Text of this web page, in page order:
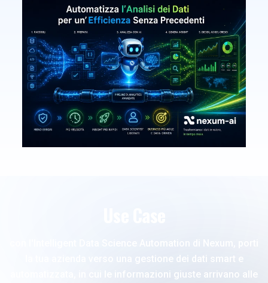
la tua azienda verso una gestione dei dati smart e
automatizzata, in cui le informazioni giuste arrivano alle